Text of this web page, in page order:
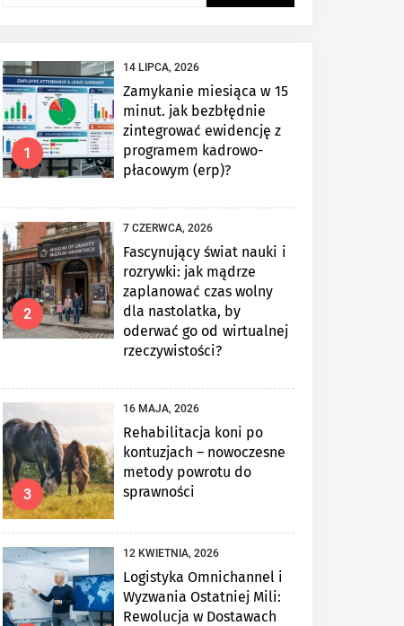
1
14 LIPCA, 2026
Zamykanie miesiąca w 15
minut. jak bezbłędnie
zintegrować ewidencję z
programem kadrowo-
płacowym (erp)?
2
7 CZERWCA, 2026
Fascynujący świat nauki i
rozrywki: jak mądrze
zaplanować czas wolny
dla nastolatka, by
oderwać go od wirtualnej
rzeczywistości?
3
16 MAJA, 2026
Rehabilitacja koni po
kontuzjach – nowoczesne
metody powrotu do
sprawności
12 KWIETNIA, 2026
Logistyka Omnichannel i
Wyzwania Ostatniej Mili:
Rewolucja w Dostawach